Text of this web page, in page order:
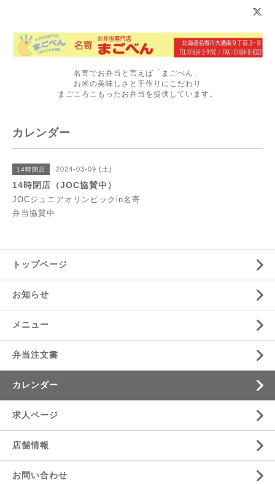
名寄でお弁当と言えば「まごべん」
お米の美味しさと手作りにこだわり
まごころこもったお弁当を提供しています。
カレンダー
14時閉店 2024-03-09 (土)
14時閉店（JOC協賛中）
JOCジュニアオリンピックin名寄
弁当協賛中
トップページ
お知らせ
メニュー
弁当注文書
カレンダー
求人ページ
店舗情報
お問い合わせ